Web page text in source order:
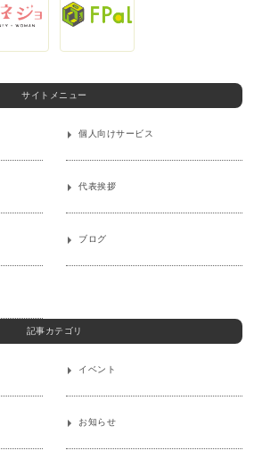
サイトメニュー
個人向けサービス
代表挨拶
ブログ
記事カテゴリ
イベント
お知らせ